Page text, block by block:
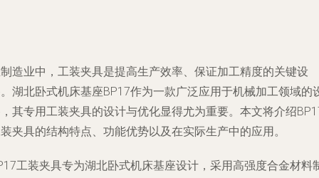
造业中，工装夹具是提高生产效率、保证加工精度的关键设
湖北卧式机床基座BP17作为一款广泛应用于机械加工领域的
其专用工装夹具的设计与优化显得尤为重要。本文将介绍
夹具的结构特点、功能优势以及在实际生产中的应用。
工装夹具专为湖北卧式机床基座设计，采用高强度合金材料